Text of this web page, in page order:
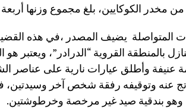
الكوكايين، بلغ مجموع وزنها أربعة
المتواصلة يضيف المصدر ،في هذه
بالمنطقة القروية “الدرادر”، ويعتبر
عنيفة وأطلق عيارات نارية على عناصر
عنه وتوقيفه رفقة شخص آخر
وهو بندقية صيد غير مرخصة وخرطوشتين.